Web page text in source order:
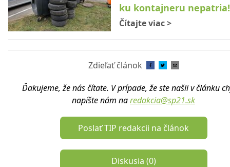
ku kontajneru nepatria!
Čítajte viac>
Zdieľať článok
Ďakujeme, že nás čítate. V prípade, že ste našli v článku
napíšte nám naredakcia@sp21.sk
Poslať TIP redakcii na článok
Diskusia (0)